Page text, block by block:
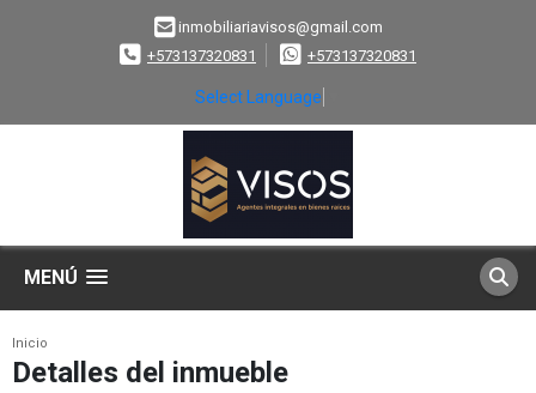
inmobiliariavisos@gmail.com
+573137320831
+573137320831
Select Language
MENÚ
Inicio
Detalles del inmueble